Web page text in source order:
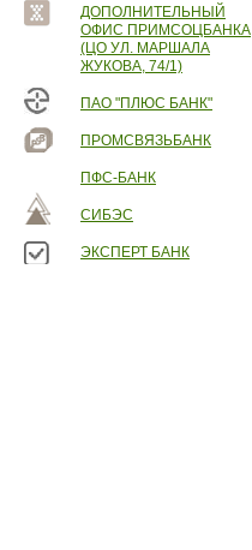
ДОПОЛНИТЕЛЬНЫЙ
ОФИС ПРИМСОЦБАНКА
(ЦО УЛ. МАРШАЛА
ЖУКОВА, 74/1)
ПАО "ПЛЮС БАНК"
ПРОМСВЯЗЬБАНК
ПФС-БАНК
СИБЭС
ЭКСПЕРТ БАНК